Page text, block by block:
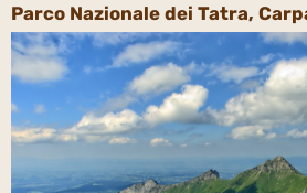
Parco Nazionale dei Tatra,